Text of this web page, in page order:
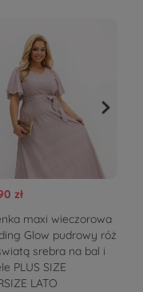
zł
maxi wieczorowa
Glow pudrowy róż
srebra na bal i
PLUS SIZE
LATO